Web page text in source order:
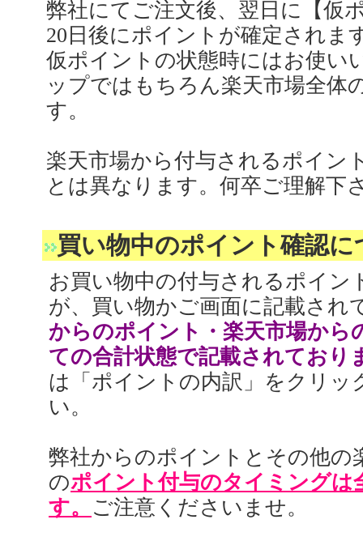
弊社にてご注文後、翌日に【仮
20日後にポイントが確定されま
仮ポイントの状態時にはお使い
ップではもちろん楽天市場全体
す。
楽天市場から付与されるポイン
とは異なります。何卒ご理解下
買い物中のポイント確認に
お買い物中の付与されるポイン
が、買い物かご画面に記載され
からのポイント・楽天市場から
ての合計状態で記載されており
は「ポイントの内訳」をクリッ
い。
弊社からのポイントとその他の
のポイント付与のタイミングは
す。
ご注意くださいませ。